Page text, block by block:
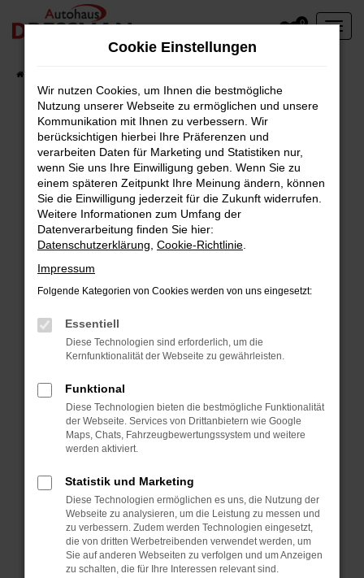
Zum
Hauptinhalt
0
Fehler: Network Error
Beim Laden ist ein Fehler aufgetreten.
Hier sind ein paar Tipps, die dir helfen können:
Überprüfe deine Firewall und deine
Internetverbindung.
Laden andere Webseiten, zum Beispiel deine
Manche Erweiterungen, wie Werbeblocker,
können das Laden bestimmter Seiten
verhindern. Funktioniert die Seite in einem
Fenster?
Starte dein Gerät neu.
Das kann manchmal helfen, vorübergehende
Probleme zu beheben.
Stelle sicher, dass dein Browser und dein
Betriebssystem auf dem neuesten Stand
sind.
Veraltete Software birgt nicht nur ein
Sicherheitsrisiko, sondern kann auch dazu
führen, dass bestimmte Funktionen nicht mehr
Cookie Einstellungen
Wir nutzen Cookies, um Ihnen die bestmögliche
Nutzung unserer Webseite zu ermöglichen und unsere
Kommunikation mit Ihnen zu verbessern. Wir
berücksichtigen hierbei Ihre Präferenzen und
verarbeiten Daten für Marketing und Statistiken nur,
wenn Sie uns Ihre Einwilligung geben. Wenn Sie zu
einem späteren Zeitpunkt Ihre Meinung ändern, können
Sie die Einwilligung jederzeit für die Zukunft widerrufen.
Weitere Informationen zum Umfang der
Datenverarbeitung finden Sie hier:
Datenschutzerklärung Cookie-Richtlinie
Impressum
Folgende Kategorien von Cookies werden von uns eingesetzt:
Essentiell
Diese Technologien sind erforderlich, um die
Kernfunktionalität der Webseite zu gewährleisten.
Funktional
Diese Technologien bieten die bestmögliche Funktionalität
der Webseite. Services von Drittanbietern wie Google
Maps, Chats, Fahrzeugbewertungssystem und weitere
werden aktiviert.
Statistik und Marketing
Diese Technologien ermöglichen es uns, die Nutzung der
Webseite zu analysieren, um die Leistung zu messen und
zu verbessern. Zudem werden Technologien eingesetzt,
die von dritten Werbetreibenden verwendet werden, um
Sie auf anderen Webseiten zu verfolgen und um Anzeigen
zu schalten, die für Ihre Interessen relevant sind.